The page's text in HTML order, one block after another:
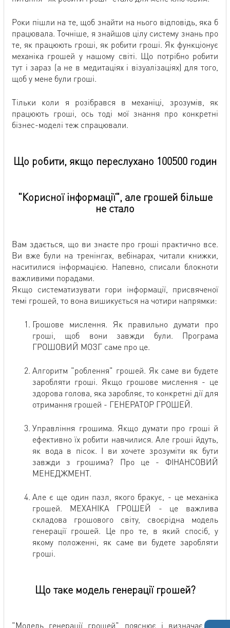
Роки пішли на те, щоб знайти на нього відповідь, яка б
працювала. Точніше, я знайшов цілу систему знань про
те, як працюють гроші, як робити гроші. Як функціонує
механіка грошей у нашому світі. Що потрібно робити
тут і зараз (а не в медитаціях і візуалізаціях) для того,
щоб у мене були гроші.
Тільки коли я розібрався в механіці, зрозумів, як
працюють гроші, ось тоді мої знання про конкретні
бізнес-моделі теж спрацювали.
Що робити, якщо переслухано 100500 годин
"Корисної інформації", але грошей більше
не стало
Вам здається, що ви знаєте про гроші практично все.
Ви вже були на тренінгах, вебінарах, читали книжки,
наситилися інформацією. Напевно, списали блокноти
важливими порадами.
Якщо систематизувати гори інформації, присвяченої
темі грошей, то вона вишикується на чотири напрямки:
Грошове мислення. Як правильно думати про
гроші, щоб вони завжди були. Програма
ГРОШОВИЙ МОЗГ саме про це.
Алгоритм "роблення" грошей. Як саме ви будете
заробляти гроші. Якщо грошове мислення - це
здорова голова, яка заробляє, то конкретні дії для
отримання грошей - ГЕНЕРАТОР ГРОШЕЙ.
Управління грошима. Якщо думати про гроші й
ефективно їх робити навчилися. Але гроші йдуть,
як вода в пісок. І ви хочете зрозуміти як бути
завжди з грошима? Про це - ФІНАНСОВИЙ
МЕНЕДЖМЕНТ.
Але є ще один пазл, якого бракує, - це механіка
грошей. МЕХАНІКА ГРОШЕЙ - це важлива
складова грошового світу, своєрідна модель
генерації грошей. Це про те, в який спосіб, у
якому положенні, як саме ви будете заробляти
гроші.
Що таке модель генерації грошей?
"Модель генерації грошей" пояснює і визначає, як